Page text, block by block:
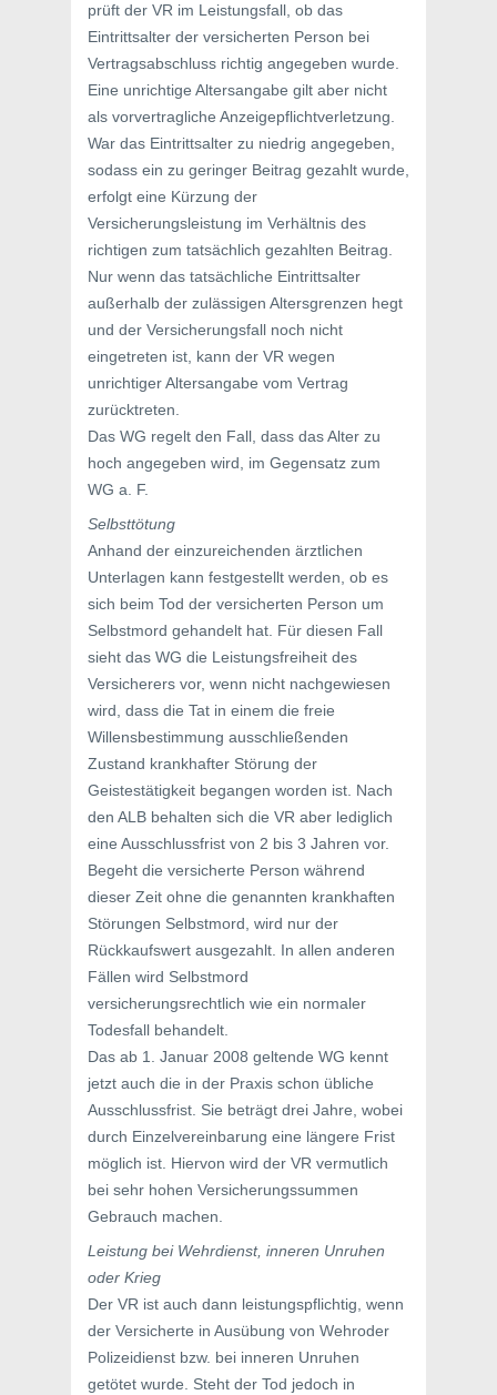
prüft der VR im Leistungsfall, ob das
Eintrittsalter der versicherten Person bei
Vertragsabschluss richtig angegeben wurde.
Eine unrichtige Altersangabe gilt aber nicht
als vorvertragliche Anzeigepflichtverletzung.
War das Eintrittsalter zu niedrig angegeben,
sodass ein zu geringer Beitrag gezahlt wurde,
erfolgt eine Kürzung der
Versicherungsleistung im Verhältnis des
richtigen zum tatsächlich gezahlten Beitrag.
Nur wenn das tatsächliche Eintrittsalter
außerhalb der zulässigen Altersgrenzen hegt
und der Versicherungsfall noch nicht
eingetreten ist, kann der VR wegen
unrichtiger Altersangabe vom Vertrag
zurücktreten.
Das WG regelt den Fall, dass das Alter zu
hoch angegeben wird, im Gegensatz zum
WG a. F.
Selbsttötung
Anhand der einzureichenden ärztlichen
Unterlagen kann festgestellt werden, ob es
sich beim Tod der versicherten Person um
Selbstmord gehandelt hat. Für diesen Fall
sieht das WG die Leistungsfreiheit des
Versicherers vor, wenn nicht nachgewiesen
wird, dass die Tat in einem die freie
Willensbestimmung ausschließenden
Zustand krankhafter Störung der
Geistestätigkeit begangen worden ist. Nach
den ALB behalten sich die VR aber lediglich
eine Ausschlussfrist von 2 bis 3 Jahren vor.
Begeht die versicherte Person während
dieser Zeit ohne die genannten krankhaften
Störungen Selbstmord, wird nur der
Rückkaufswert ausgezahlt. In allen anderen
Fällen wird Selbstmord
versicherungsrechtlich wie ein normaler
Todesfall behandelt.
Das ab 1. Januar 2008 geltende WG kennt
jetzt auch die in der Praxis schon übliche
Ausschlussfrist. Sie beträgt drei Jahre, wobei
durch Einzelvereinbarung eine längere Frist
möglich ist. Hiervon wird der VR vermutlich
bei sehr hohen Versicherungssummen
Gebrauch machen.
Leistung bei Wehrdienst, inneren Unruhen
oder Krieg
Der VR ist auch dann leistungspflichtig, wenn
der Versicherte in Ausübung von Wehroder
Polizeidienst bzw. bei inneren Unruhen
getötet wurde. Steht der Tod jedoch in